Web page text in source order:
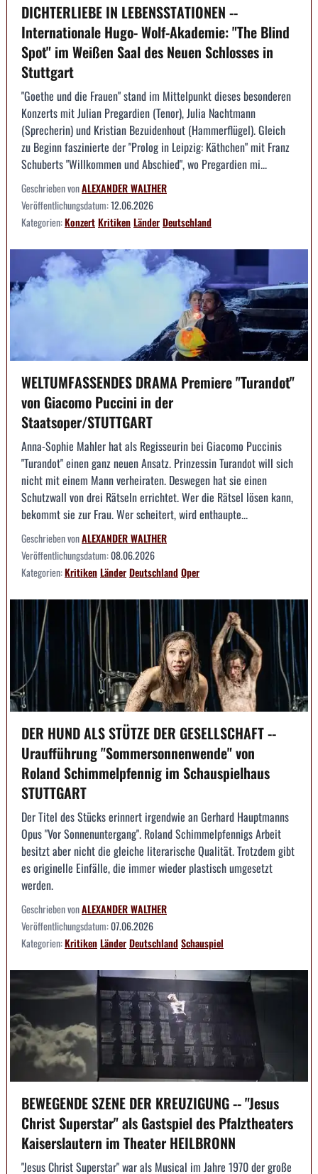
DICHTERLIEBE IN LEBENSSTATIONEN --
Internationale Hugo- Wolf-Akademie: "The Blind
Spot" im Weißen Saal des Neuen Schlosses in
Stuttgart
"Goethe und die Frauen" stand im Mittelpunkt dieses besonderen
Konzerts mit Julian Pregardien (Tenor), Julia Nachtmann
(Sprecherin) und Kristian Bezuidenhout (Hammerflügel). Gleich
zu Beginn faszinierte der "Prolog in Leipzig: Käthchen" mit Franz
Schuberts "Willkommen und Abschied", wo Pregardien mi...
Geschrieben vonALEXANDER WALTHER
Veröffentlichungsdatum:12.06.2026
Kategorien:KonzertKritikenLänderDeutschland
WELTUMFASSENDES DRAMA Premiere "Turandot"
von Giacomo Puccini in der
Staatsoper/STUTTGART
Anna-Sophie Mahler hat als Regisseurin bei Giacomo Puccinis
"Turandot" einen ganz neuen Ansatz. Prinzessin Turandot will sich
nicht mit einem Mann verheiraten. Deswegen hat sie einen
Schutzwall von drei Rätseln errichtet. Wer die Rätsel lösen kann,
bekommt sie zur Frau. Wer scheitert, wird enthaupte...
Geschrieben vonALEXANDER WALTHER
Veröffentlichungsdatum:08.06.2026
Kategorien:KritikenLänderDeutschlandOper
DER HUND ALS STÜTZE DER GESELLSCHAFT --
Uraufführung "Sommersonnenwende" von
Roland Schimmelpfennig im Schauspielhaus
STUTTGART
Der Titel des Stücks erinnert irgendwie an Gerhard Hauptmanns
Opus "Vor Sonnenuntergang". Roland Schimmelpfennigs Arbeit
besitzt aber nicht die gleiche literarische Qualität. Trotzdem gibt
es originelle Einfälle, die immer wieder plastisch umgesetzt
werden.
Geschrieben vonALEXANDER WALTHER
Veröffentlichungsdatum:07.06.2026
Kategorien:KritikenLänderDeutschlandSchauspiel
BEWEGENDE SZENE DER KREUZIGUNG -- "Jesus
Christ Superstar" als Gastspiel des Pfalztheaters
Kaiserslautern im Theater HEILBRONN
"Jesus Christ Superstar" war als Musical im Jahre 1970 der große